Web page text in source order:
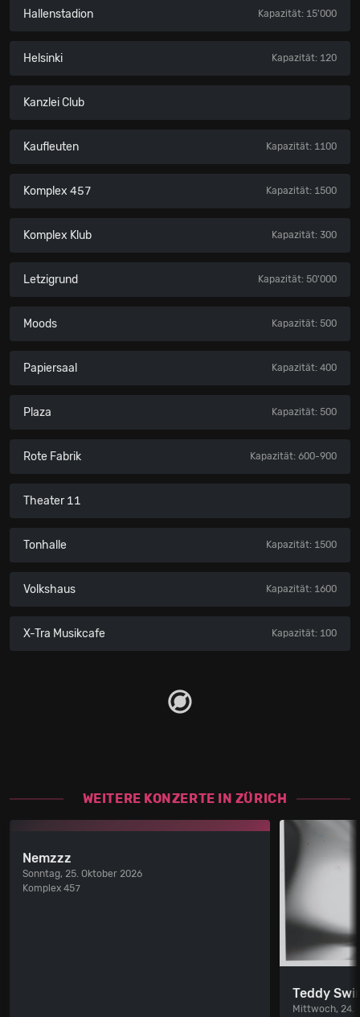
Hallenstadion Kapazität: 15'000
Helsinki Kapazität: 120
Kanzlei Club
Kaufleuten Kapazität: 1100
Komplex 457 Kapazität: 1500
Komplex Klub Kapazität: 300
Letzigrund Kapazität: 50'000
Moods Kapazität: 500
Papiersaal Kapazität: 400
Plaza Kapazität: 500
Rote Fabrik Kapazität: 600-900
Theater 11
Tonhalle Kapazität: 1500
Volkshaus Kapazität: 1600
X-Tra Musikcafe Kapazität: 100
WEITERE KONZERTE IN ZÜRICH
Nemzzz
Sonntag, 25. Oktober 2026
Komplex 457
Teddy
Mittwoch, 24.